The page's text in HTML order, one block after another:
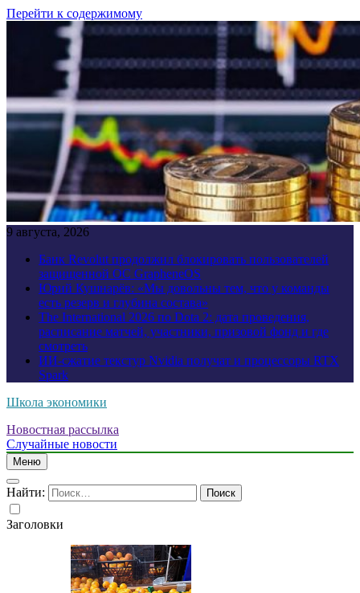
Перейти к содержимому
9 августа, 2026
Банк Revolut продолжил блокировать пользователей
защищенной ОС GrapheneOS
Юрий Кушнарёв: «Мы довольны тем, что у команды
есть резерв и глубина состава»
The International 2026 по Dota 2: дата проведения,
расписание матчей, участники, призовой фонд и где
смотреть
ИИ-сжатие текстур Nvidia получат и процессоры RTX
Spark
Школа экономики
Новостная рассылка
Случайные новости
Меню
Найти:
Заголовки